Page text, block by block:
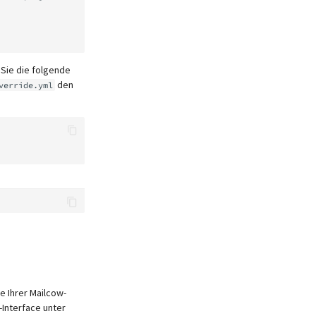
die folgende
den
Ihrer Mailcow-
Interface unter